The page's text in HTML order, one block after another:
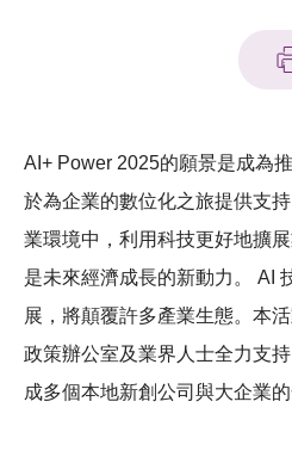
科技分享
AI+ Power 2025的願景是成為
於為企業的數位化之旅提供支
業環境中，利用科技更好地擴
是未來經濟成長的新動力。 AI
展，將顛覆許多產業生態。本
政策辦公室及業界人士全力支
成多個本地新創公司與大企業的